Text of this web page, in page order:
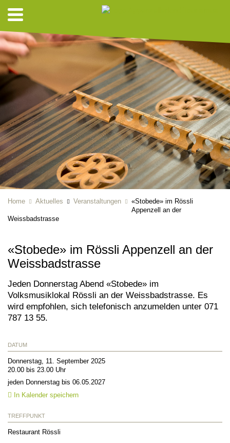
Home Aktuelles Veranstaltungen
«Stobede» im Rössli
Appenzell an der
Weissbadstrasse
«Stobede» im Rössli Appenzell an der
Weissbadstrasse
Jeden Donnerstag Abend «Stobede» im
Volksmusiklokal Rössli an der Weissbadstrasse. Es
wird empfohlen, sich telefonisch anzumelden unter 071
787 13 55.
DATUM
Donnerstag, 11. September 2025
20.00 bis 23.00 Uhr
jeden Donnerstag bis 06.05.2027
In Kalender speichern
TREFFPUNKT
Restaurant Rössli